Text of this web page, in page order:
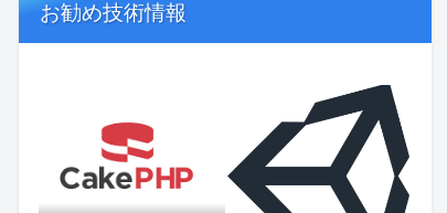
お勧め技術情報